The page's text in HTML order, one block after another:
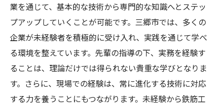
業を通じて、基本的な技術から専門的な知識へとステッ
プアップしていくことが可能です。三郷市では、多くの
企業が未経験者を積極的に受け入れ、実践を通じて学べ
る環境を整えています。先輩の指導の下、実務を経験す
ることは、理論だけでは得られない貴重な学びとなりま
す。さらに、現場での経験は、常に進化する技術に対応
する力を養うことにもつながります。未経験から鉄筋工